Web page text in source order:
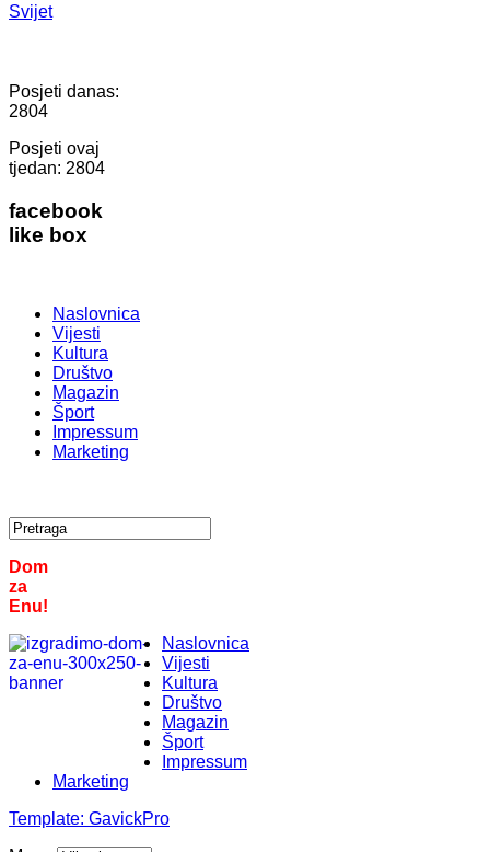
Svijet
Posjeti danas:
2804
Posjeti ovaj
tjedan: 2804
facebook
like box
Naslovnica
Vijesti
Kultura
Društvo
Magazin
Šport
Impressum
Marketing
Dom
za
Enu!
Naslovnica
Vijesti
Kultura
Društvo
Magazin
Šport
Impressum
Marketing
Template: GavickPro